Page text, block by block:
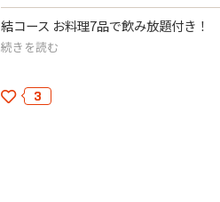
結コース お料理7品で飲み放題付き！
続きを読む
3